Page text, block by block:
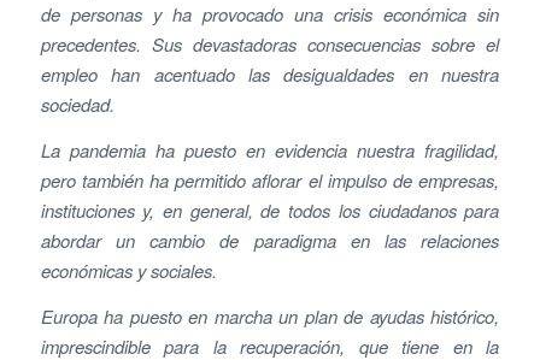
de personas y ha provocado una crisis económica sin
precedentes. Sus devastadoras consecuencias sobre el
empleo han acentuado las desigualdades en nuestra
sociedad.
La pandemia ha puesto en evidencia nuestra fragilidad,
pero también ha permitido aflorar el impulso de empresas,
instituciones y, en general, de todos los ciudadanos para
abordar un cambio de paradigma en las relaciones
económicas y sociales.
Europa ha puesto en marcha un plan de ayudas histórico,
imprescindible para la recuperación, que tiene en la